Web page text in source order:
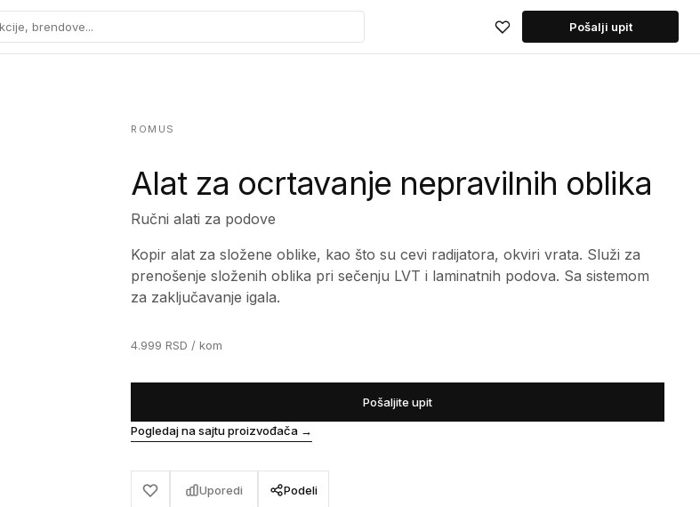
brendove... Pošalji upit
ROMUS
Alat za ocrtavanje nepravilnih oblika
Ručni alati za podove
Kopir alat za složene oblike, kao što su cevi radijatora, okviri vrata. Služi za
prenošenje složenih oblika pri sečenju LVT i laminatnih podova. Sa sistemom
za zaključavanje igala.
4.999 RSD / kom
Pošaljite upit
Pogledaj na sajtu proizvođača →
Uporedi Podeli